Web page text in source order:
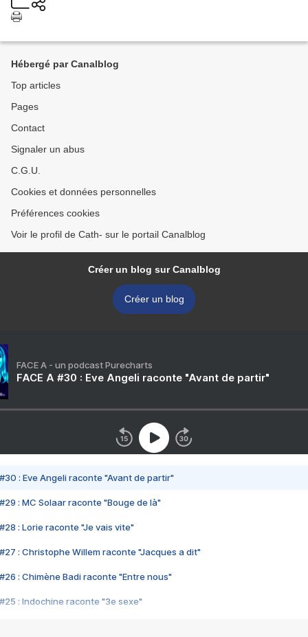
Hébergé par Canalblog
Top articles
Pages
Contact
Signaler un abus
C.G.U.
Cookies et données personnelles
Préférences cookies
Voir le profil de Cath- sur le portail Canalblog
Créer un blog sur Canalblog
Créer un blog
FACE A - un podcast Purecharts
FACE A #30 : Eve Angeli raconte "Avant de partir"
#30 : Eve Angeli raconte "Avant de partir"
#29 : MC Solaar raconte "Bouge de là"
#28 : Lorie raconte "Je vais vite"
#27 : Christophe Willem raconte "Jacques a dit"
#26 : Chimène Badi raconte "Entre nous"
#25 : Indochine raconte "3e sexe"